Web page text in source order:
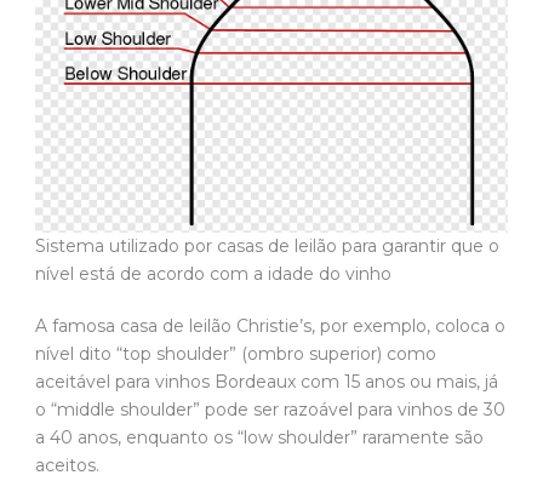
Sistema utilizado por casas de leilão para garantir que o
nível está de acordo com a idade do vinho
A famosa casa de leilão Christie’s, por exemplo, coloca o
nível dito “top shoulder” (ombro superior) como
aceitável para vinhos Bordeaux com 15 anos ou mais, já
o “middle shoulder” pode ser razoável para vinhos de 30
a 40 anos, enquanto os “low shoulder” raramente são
aceitos.